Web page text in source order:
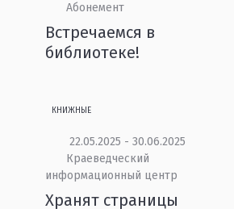
Абонемент
Встречаемся в
библиотеке!
КНИЖНЫЕ
22.05.2025 - 30.06.2025
Краеведческий
информационный центр
Хранят страницы